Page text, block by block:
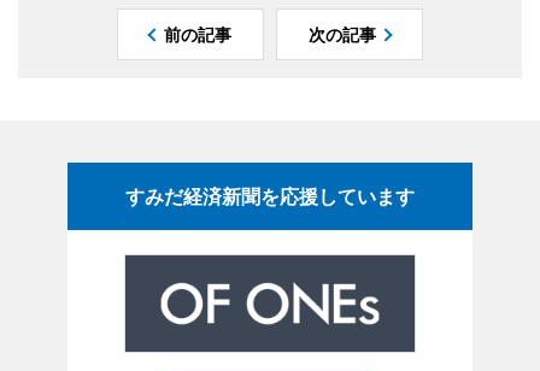
前の記事 次の記事
すみだ経済新聞を応援しています